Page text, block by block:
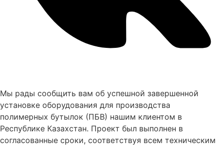
Мы рады сообщить вам об успешной завершенной
установке оборудования для производства
полимерных бутылок (ПБВ) нашим клиентом в
Республике Казахстан. Проект был выполнен в
согласованные сроки, соответствуя всем техническим